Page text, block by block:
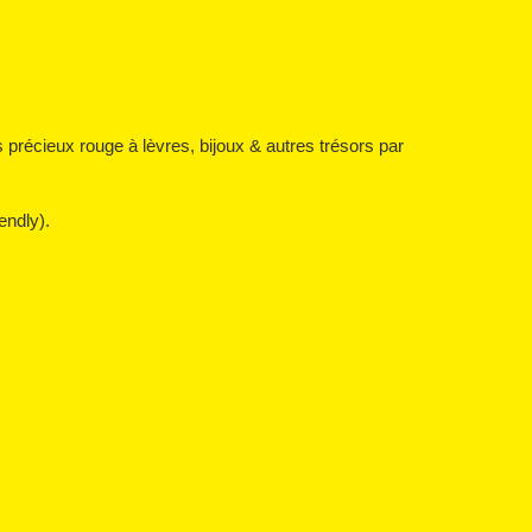
rouge à lèvres, bijoux & autres trésors par